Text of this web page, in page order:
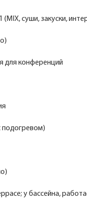
суши, закуски,
для конференций
подогревом)
у бассейна,